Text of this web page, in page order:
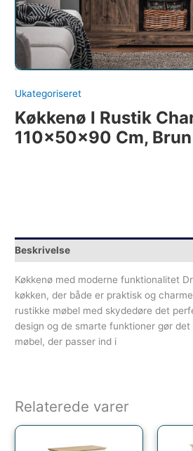
Ukategoriseret
Køkkenø I Rustik
110x50x90 Cm, Brun
Beskrivelse
Køkkenø med moderne funktionalitet
køkken, der både er praktisk og
rustikke møbel med skydedøre det
design og de smarte funktioner gør
møbel, der passer ind i
Relaterede varer